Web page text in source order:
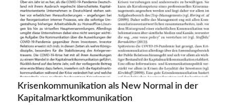
Krisenkommunikation als New Normal in der
Kapitalmarktkommunikation